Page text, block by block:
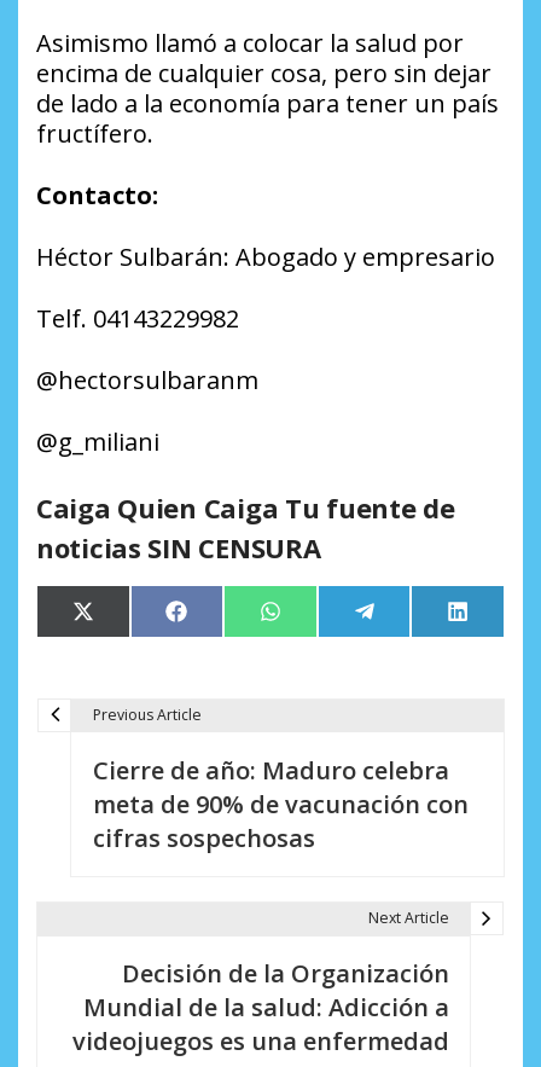
Asimismo llamó a colocar la salud por
encima de cualquier cosa, pero sin dejar
de lado a la economía para tener un país
fructífero.
Contacto:
Héctor Sulbarán: Abogado y empresario
Telf. 04143229982
@hectorsulbaranm
@g_miliani
Caiga Quien Caiga Tu fuente de
noticias SIN CENSURA
Compartir
en
X
(Twitter)
Compartir
en
Facebook Compartir
en
WhatsApp Compartir
en
Telegram
en
LinkedIn
Previous Article
Cierre de año: Maduro celebra
meta de 90% de vacunación con
cifras sospechosas
Next Article
Decisión de la Organización
Mundial de la salud: Adicción a
videojuegos es una enfermedad